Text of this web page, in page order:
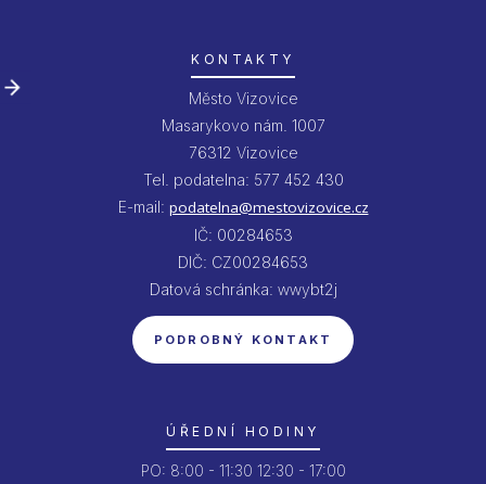
KONTAKTY
Město Vizovice
Masarykovo nám. 1007
76312 Vizovice
Tel. podatelna: 577 452 430
E-mail: podatelna@mestovizovice.cz
IČ: 00284653
DIČ: CZ00284653
Datová schránka: wwybt2j
PODROBNÝ KONTAKT
ÚŘEDNÍ HODINY
PO: 8:00 - 11:30 12:30 - 17:00